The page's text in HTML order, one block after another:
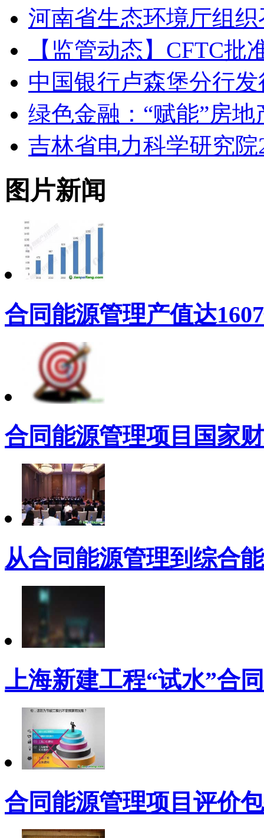
河南省生态环境厅组
【监管动态】CFTC
中国银行卢森堡分行
绿色金融：“赋能”房
吉林省电力科学研究
图片新闻
合同能源管理产值达
合同能源管理项目国家
从合同能源管理到综合
上海新建工程“试水”合
合同能源管理项目评价